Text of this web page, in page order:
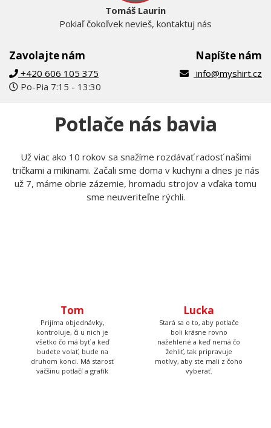
Zavolajte nám
+420 606 105 375
Po-Pia 7:15 - 13:30
Tomáš Laurin
Pokiaľ čokoľvek nevieš, kontaktuj nás
Napíšte nám
info@myshirt.cz
Potlače nás bavia
Už viac ako 10 rokov sa snažíme rozdávať radosť našimi
tričkami a mikinami. Začali sme doma v kuchyni a dnes je nás
už 7, máme obrie zázemie, hromadu strojov a vďaka tomu
sme neuveriteľne rýchli.
Tom
Prijíma objednávky,
kontroluje, či u nich je
všetko čo má byť a keď
budete volať, bude na
druhom konci. Má starosť
väčšinu potlačí a grafík
Lucka
Stará sa o to, aby potlače
boli krásne rovno
nažehlené a keď nemá čo
žehliť, tak pripravuje
motívy, aby ste mali z čoho
vyberať.